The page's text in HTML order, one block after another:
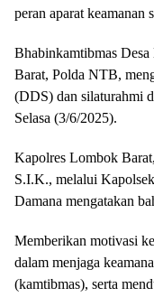
peran aparat keamanan
Bhabinkamtibmas
Barat, Polda NTB,
(DDS) dan silaturahmi
Selasa (3/6/2025).
Kapolres Lombok
S.I.K., melalui
Damana mengatakan
Memberikan motivasi
dalam menjaga
(kamtibmas), serta